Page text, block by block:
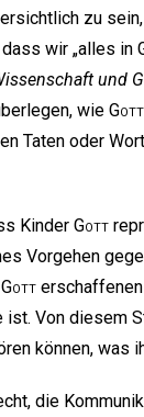
zu
wir „alles in
und
wie Gott
Taten oder
Kinder Gott
Vorgehen
Gott
Von diesem
können, was
die